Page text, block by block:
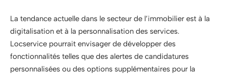
La tendance actuelle dans le secteur de l’immobilier est à la
digitalisation et à la personnalisation des services.
Locservice pourrait envisager de développer des
fonctionnalités telles que des alertes de candidatures
personnalisées ou des options supplémentaires pour la